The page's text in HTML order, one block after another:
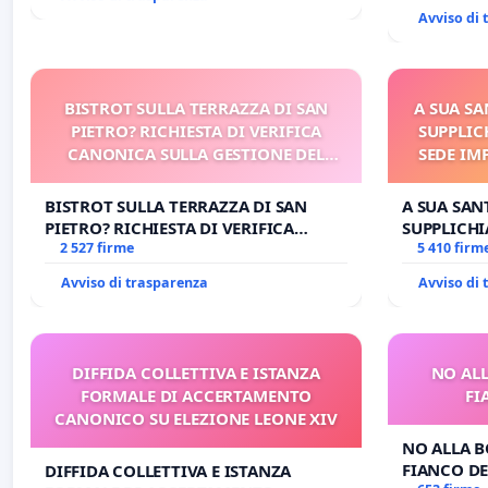
Avviso di
BISTROT SULLA TERRAZZA DI SAN
PIETRO? RICHIESTA DI VERIFICA
CANONICA SULLA GESTIONE DEL
BISTROT SULLA TERRAZZA DI SAN
PIETRO? RICHIESTA DI VERIFICA
CANONICA SULLA GESTIONE DEL
CARD. GAMBETTI
2 527 firme
Avviso di trasparenza
A SUA
SEDE
A SUA
SEDE
DI FAR
5 410
Avviso di
DIFFIDA COLLETTIVA E ISTANZA
FORMALE DI ACCERTAMENTO
CANONICO SU ELEZIONE LEONE XIV
DIFFIDA COLLETTIVA E ISTANZA
NO
NO ALLA
FIANCO